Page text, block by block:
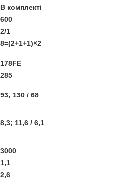
В комплекті
600
2/1
8=(2+1+1)×2
178FE
285
93; 130 / 68
8,3; 11,6 / 6,1
3000
1,1
2,6